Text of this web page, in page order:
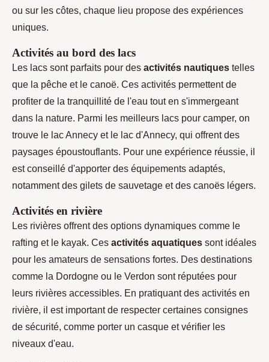
ou sur les côtes, chaque lieu propose des expériences
uniques.
Activités au bord des lacs
Les lacs sont parfaits pour des activités nautiques telles
que la pêche et le canoë. Ces activités permettent de
profiter de la tranquillité de l'eau tout en s'immergeant
dans la nature. Parmi les meilleurs lacs pour camper, on
trouve le lac Annecy et le lac d'Annecy, qui offrent des
paysages époustouflants. Pour une expérience réussie, il
est conseillé d'apporter des équipements adaptés,
notamment des gilets de sauvetage et des canoës légers.
Activités en rivière
Les rivières offrent des options dynamiques comme le
rafting et le kayak. Ces activités aquatiques sont idéales
pour les amateurs de sensations fortes. Des destinations
comme la Dordogne ou le Verdon sont réputées pour
leurs rivières accessibles. En pratiquant des activités en
rivière, il est important de respecter certaines consignes
de sécurité, comme porter un casque et vérifier les
niveaux d'eau.